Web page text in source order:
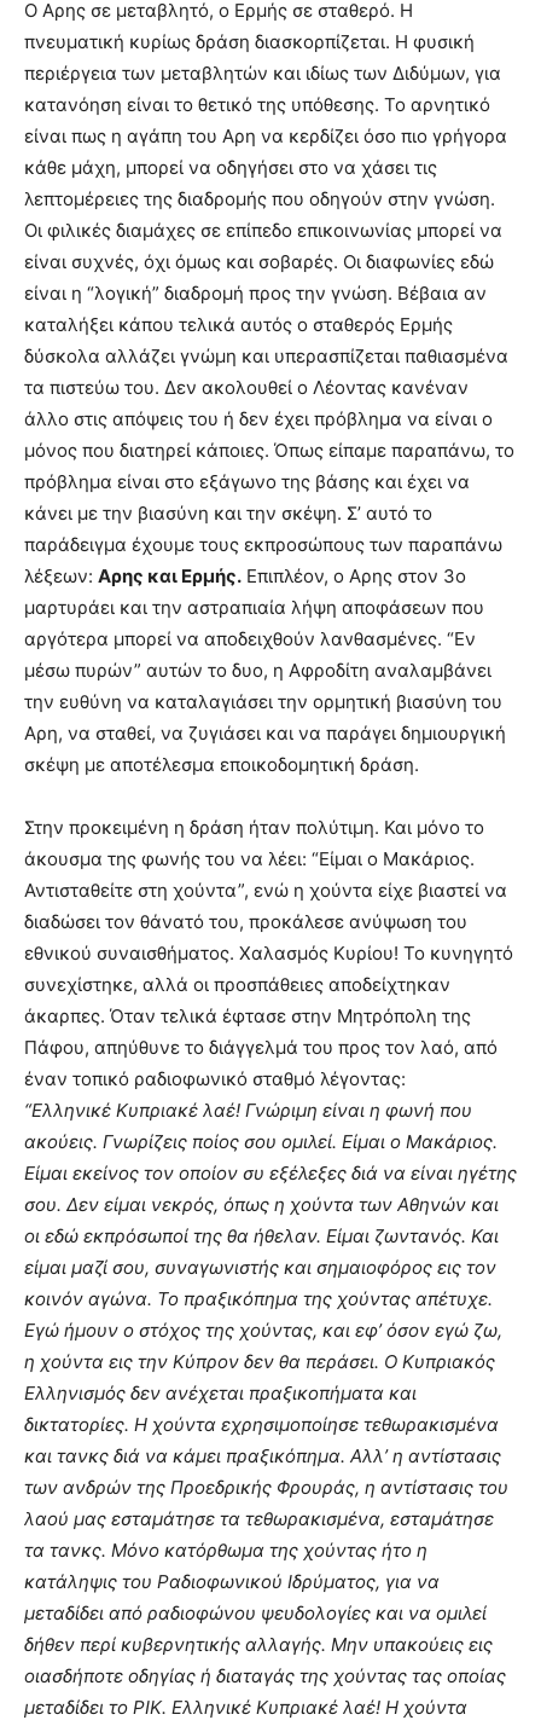
Ο Αρης σε μεταβλητό, ο Ερμής σε σταθερό. Η
πνευματική κυρίως δράση διασκορπίζεται. Η φυσική
περιέργεια των μεταβλητών και ιδίως των Διδύμων, για
κατανόηση είναι το θετικό της υπόθεσης. Το αρνητικό
είναι πως η αγάπη του Αρη να κερδίζει όσο πιο γρήγορα
κάθε μάχη, μπορεί να οδηγήσει στο να χάσει τις
λεπτομέρειες της διαδρομής που οδηγούν στην γνώση.
Οι φιλικές διαμάχες σε επίπεδο επικοινωνίας μπορεί να
είναι συχνές, όχι όμως και σοβαρές. Οι διαφωνίες εδώ
είναι η “λογική” διαδρομή προς την γνώση. Βέβαια αν
καταλήξει κάπου τελικά αυτός ο σταθερός Ερμής
δύσκολα αλλάζει γνώμη και υπερασπίζεται παθιασμένα
τα πιστεύω του. Δεν ακολουθεί ο Λέοντας κανέναν
άλλο στις απόψεις του ή δεν έχει πρόβλημα να είναι ο
μόνος που διατηρεί κάποιες. Όπως είπαμε παραπάνω, το
πρόβλημα είναι στο εξάγωνο της βάσης και έχει να
κάνει με την βιασύνη και την σκέψη. Σ’ αυτό το
παράδειγμα έχουμε τους εκπροσώπους των παραπάνω
λέξεων: Αρης και Ερμής. Επιπλέον, ο Αρης στον 3ο
μαρτυράει και την αστραπιαία λήψη αποφάσεων που
αργότερα μπορεί να αποδειχθούν λανθασμένες. “Εν
μέσω πυρών” αυτών το δυο, η Αφροδίτη αναλαμβάνει
την ευθύνη να καταλαγιάσει την ορμητική βιασύνη του
Αρη, να σταθεί, να ζυγιάσει και να παράγει δημιουργική
σκέψη με αποτέλεσμα εποικοδομητική δράση.
Στην προκειμένη η δράση ήταν πολύτιμη. Και μόνο το
άκουσμα της φωνής του να λέει: “Είμαι ο Μακάριος.
Αντισταθείτε στη χούντα”, ενώ η χούντα είχε βιαστεί να
διαδώσει τον θάνατό του, προκάλεσε ανύψωση του
εθνικού συναισθήματος. Χαλασμός Κυρίου! Το κυνηγητό
συνεχίστηκε, αλλά οι προσπάθειες αποδείχτηκαν
άκαρπες. Όταν τελικά έφτασε στην Μητρόπολη της
Πάφου, απηύθυνε το διάγγελμά του προς τον λαό, από
έναν τοπικό ραδιοφωνικό σταθμό λέγοντας:
“Ελληνικέ Κυπριακέ λαέ! Γνώριμη είναι η φωνή που
ακούεις. Γνωρίζεις ποίος σου ομιλεί. Είμαι ο Μακάριος.
Είμαι εκείνος τον οποίον συ εξέλεξες διά να είναι ηγέτης
σου. Δεν είμαι νεκρός, όπως η χούντα των Αθηνών και
οι εδώ εκπρόσωποί της θα ήθελαν. Είμαι ζωντανός. Και
είμαι μαζί σου, συναγωνιστής και σημαιοφόρος εις τον
κοινόν αγώνα. Το πραξικόπημα της χούντας απέτυχε.
Εγώ ήμουν ο στόχος της χούντας, και εφ’ όσον εγώ ζω,
η χούντα εις την Κύπρον δεν θα περάσει. Ο Κυπριακός
Ελληνισμός δεν ανέχεται πραξικοπήματα και
δικτατορίες. Η χούντα εχρησιμοποίησε τεθωρακισμένα
και τανκς διά να κάμει πραξικόπημα. Αλλ’ η αντίστασις
των ανδρών της Προεδρικής Φρουράς, η αντίστασις του
λαού μας εσταμάτησε τα τεθωρακισμένα, εσταμάτησε
τα τανκς. Μόνο κατόρθωμα της χούντας ήτο η
κατάληψις του Ραδιοφωνικού Ιδρύματος, για να
μεταδίδει από ραδιοφώνου ψευδολογίες και να ομιλεί
δήθεν περί κυβερνητικής αλλαγής. Μην υπακούεις εις
οιασδήποτε οδηγίας ή διαταγάς της χούντας τας οποίας
μεταδίδει το ΡΙΚ. Ελληνικέ Κυπριακέ λαέ! Η χούντα